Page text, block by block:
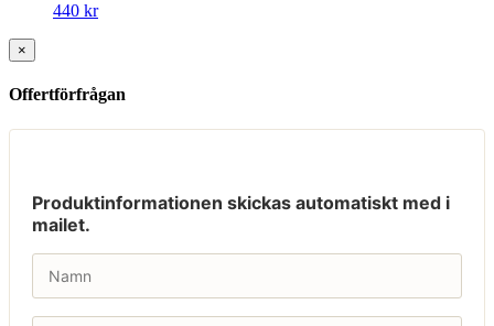
440 kr
×
Offertförfrågan
Produktinformationen skickas automatiskt med i
mailet.